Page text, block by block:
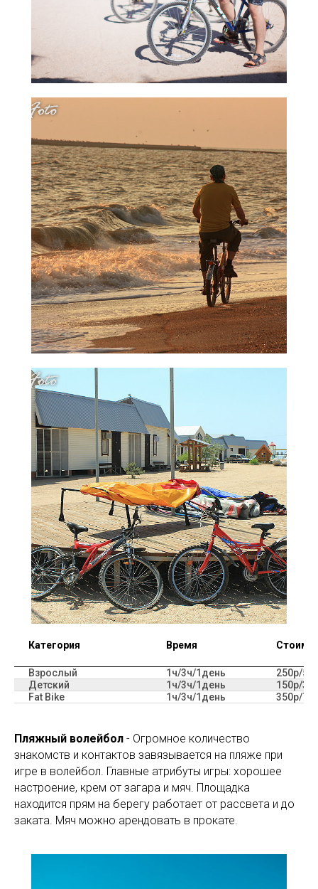
Категория Время
Взрослый 1ч/3ч/1день
250р/
Детский
1ч/3ч/1день
150р/
Fat Bike
1ч/3ч/1день 350р/
Пляжный волейбол - Огромное количество
знакомств и контактов завязывается на пляже при
игре в волейбол. Главные атрибуты игры: хорошее
настроение, крем от загара и мяч. Площадка
находится прям на берегу работает от рассвета и до
заката. Мяч можно арендовать в прокате.